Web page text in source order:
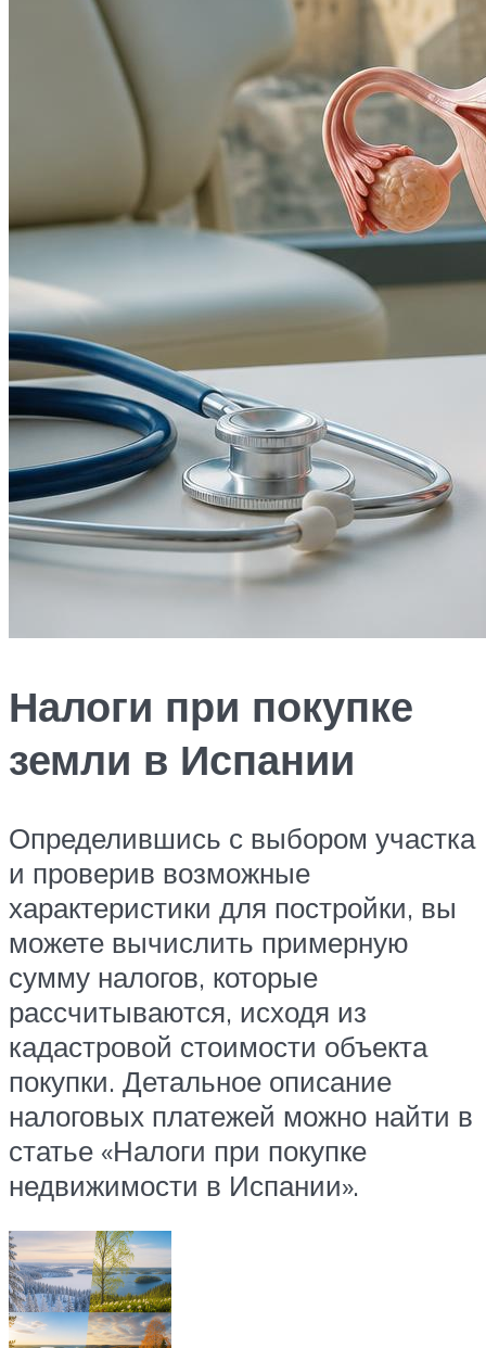
Налоги при покупке
земли в Испании
Определившись с выбором участка
и проверив возможные
характеристики для постройки, вы
можете вычислить примерную
сумму налогов, которые
рассчитываются, исходя из
кадастровой стоимости объекта
покупки. Детальное описание
налоговых платежей можно найти в
статье «Налоги при покупке
недвижимости в Испании».